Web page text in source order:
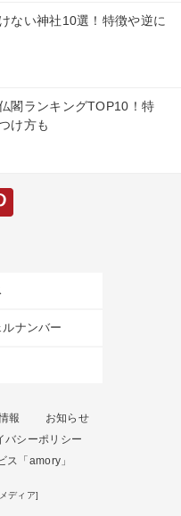
ない神社10選！特徴や逆に
閣ランキングTOP10！特
け方も
ナンバー
報
お知らせ
バシーポリシー
ス「amory」
ディア]